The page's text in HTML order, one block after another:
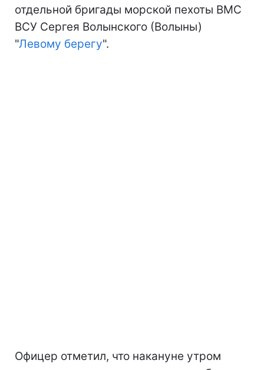
отдельной бригады морской пехоты ВМС
ВСУ Сергея Волынского (Волыны)
"Левому берегу".
Офицер отметил, что накануне утром